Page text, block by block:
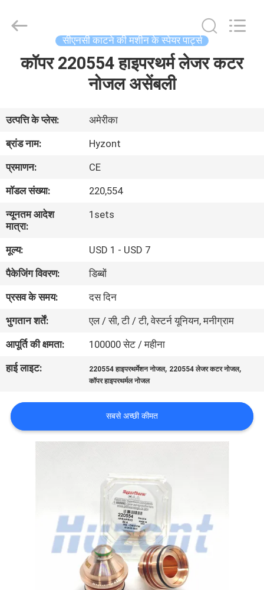
वीडियो
हमारे
बारे
में
कारखाना
भ्रमण
गुणवत्ता
नियंत्रण
एक
अनुरोध
गोपनीयता
Technologies
Co.,Ltd..
सीएनसी काटने की मशीन के स्पेयर पार्ट्स
कॉपर 220554 हाइपरथर्म लेजर कटर
नोजल असेंबली
उत्पत्ति के प्लेस:
अमेरीका
ब्रांड नाम:
Hyzont
प्रमाणन:
CE
मॉडल संख्या:
220,554
न्यूनतम आदेश
मात्रा:
1sets
मूल्य:
USD 1 - USD 7
पैकेजिंग विवरण:
डिब्बों
प्रसव के समय:
दस दिन
भुगतान शर्तें:
एल / सी, टी / टी, वेस्टर्न यूनियन, मनीग्राम
आपूर्ति की क्षमता:
100000 सेट / महीना
हाई लाइट:
220554 हाइपरथर्मेशन नोजल, 220554 लेजर कटर नोजल,
कॉपर हाइपरथर्मल नोजल
सबसे अच्छी कीमत